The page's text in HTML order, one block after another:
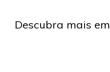
Descubra mais em